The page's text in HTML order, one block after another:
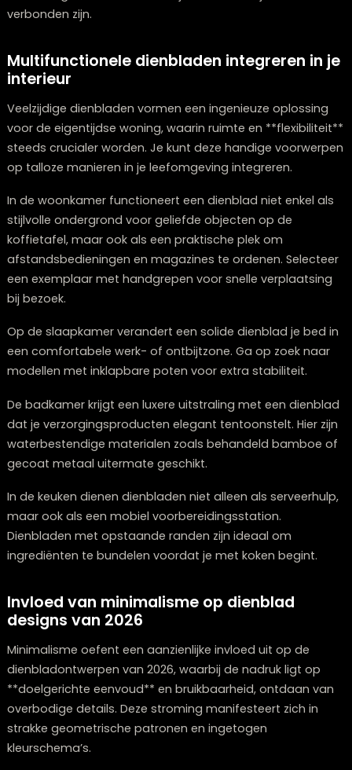
grondstof
Gerecycled
metaal
robuust, lange
levensduur
Bij onze collectie in Zwolle kiezen we weloverwogen
deze duurzame grondstoffen, vanuit de overtuiging
fraai design en milieubewustzijn onlosmakelijk met
verbonden zijn.
Multifunctionele dienbladen integreren
Veelzijdige dienbladen vormen een ingenieuze
voor de eigentijdse woning, waarin ruimte en
op talloze manieren in je leefomgeving integreren.
In de woonkamer functioneert een dienblad niet enkel
stijlvolle ondergrond voor geliefde objecten op de
koffietafel, maar ook als een praktische plek om
afstandsbedieningen en magazines te ordenen.
een exemplaar met handgrepen voor snelle
bij bezoek.
Op de slaapkamer verandert een solide dienblad je
een comfortabele werk- of ontbijtzone. Ga op zoek
De badkamer krijgt een luxere uitstraling met een
dat je verzorgingsproducten elegant tentoonstelt.
waterbestendige materialen zoals behandeld
gecoat metaal uitermate geschikt.